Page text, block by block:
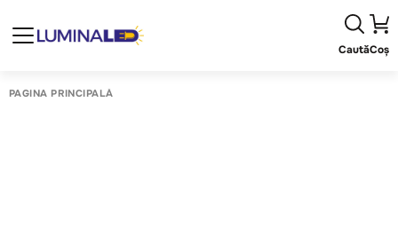
CautăCoș
PAGINA PRINCIPALĂ